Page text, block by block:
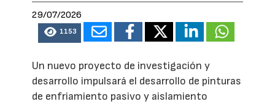
29/07/2026
1153
Un nuevo proyecto de investigación y
desarrollo impulsará el desarrollo de pinturas
de enfriamiento pasivo y aislamiento